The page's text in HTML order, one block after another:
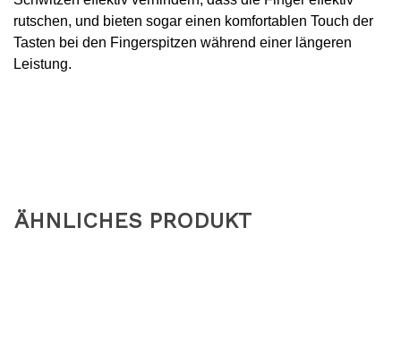
ÄHNLICHES PRODUKT